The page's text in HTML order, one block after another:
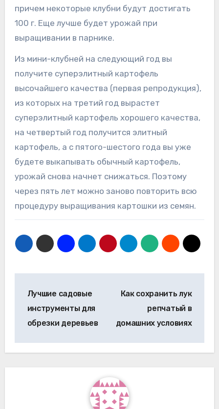
причем некоторые клубни будут достигать
100 г. Еще лучше будет урожай при
выращивании в парнике.
Из мини-клубней на следующий год вы
получите суперэлитный картофель
высочайшего качества (первая репродукция),
из которых на третий год вырастет
суперэлитный картофель хорошего качества,
на четвертый год получится элитный
картофель, а с пятого-шестого года вы уже
будете выкапывать обычный картофель,
урожай снова начнет снижаться. Поэтому
через пять лет можно заново повторить всю
процедуру выращивания картошки из семян.
по
записям
Лучшие садовые
инструменты для
обрезки деревьев
Как сохранить лук
репчатый в
домашних условиях